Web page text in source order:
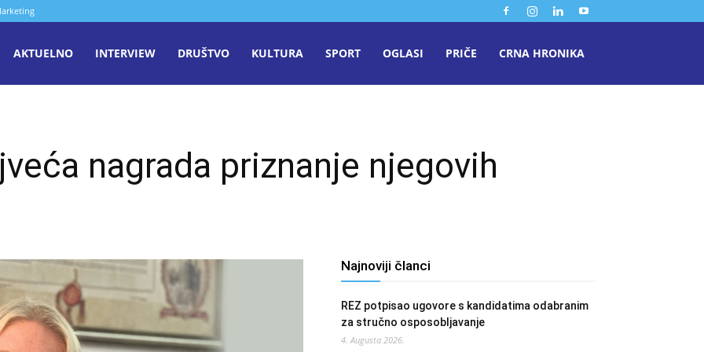
AKTUELNO INTERVIEW DRUŠTVO KULTURA SPORT OGLASI PRIČE CRNA HRONIKA
nagrada priznanje njegovih
Najnoviji članci
REZ potpisao ugovore s kandidatima odabranim
za stručno osposobljavanje
4. Augusta 2026.